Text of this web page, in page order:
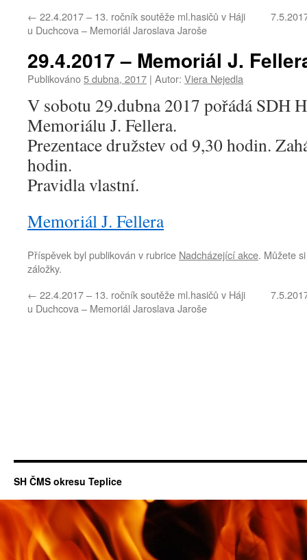
webu
← 22.4.2017 – 13. ročník soutěže ml.hasičů v Háji
u Duchcova – Memoriál Jaroslava Jaroše
29.4.2017 – Memoriál J.
Publikováno5 dubna, 2017 | Autor: Viera Nejedla
V sobotu 29.dubna 2017 pořádá SDH
Memoriálu J. Fellera.
Prezentace družstev od 9,30 hodin.
hodin.
Pravidla vlastní.
Memoriál J. Fellera
Příspěvek byl publikován v rubrice Nadcházející akce. Můžete
záložky.
← 22.4.2017 – 13. ročník soutěže ml.hasičů v Háji
u Duchcova – Memoriál Jaroslava Jaroše
SH ČMS okresu Teplice